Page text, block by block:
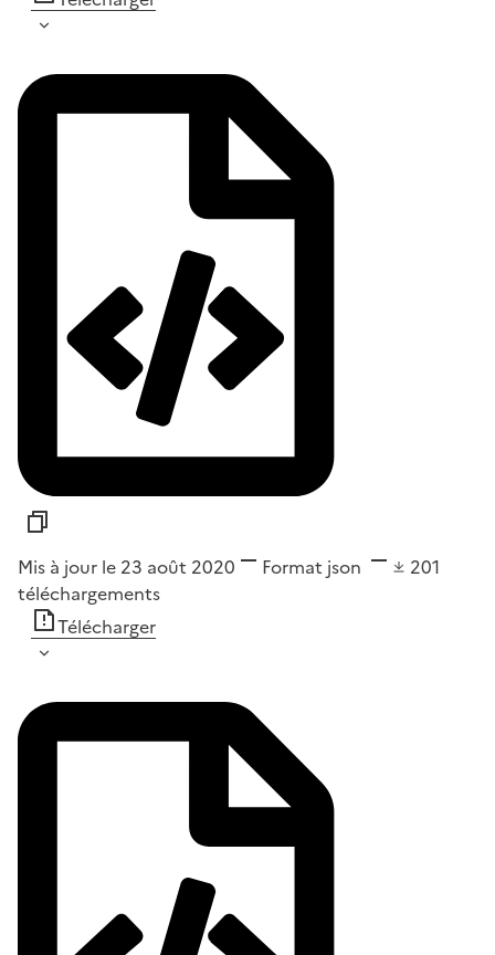
Mis à jour le 23 août 2020 Format json
201
téléchargements
Télécharger